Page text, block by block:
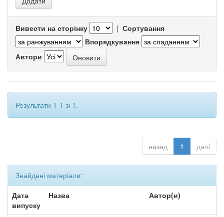
Вивести на сторінку | Сортування
Впорядкування
Автори
Результати 1-1 зі 1.
назад 1 далі
Знайдені матеріали:
Дата
випуску
Назва Автор(и)